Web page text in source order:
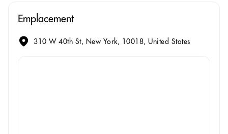
Emplacement
310 W 40th St, New York, 10018, United States